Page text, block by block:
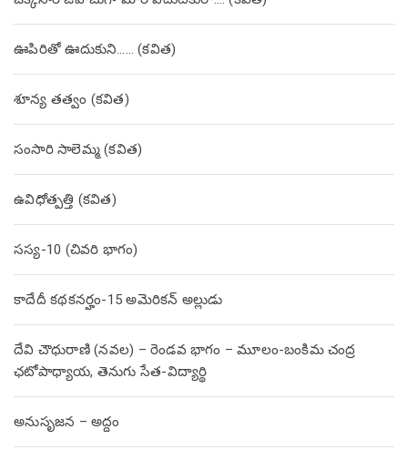
ఊపిరితో ఊదుకుని…… (కవిత)
శూన్య తత్వం (కవిత)
సంసారి సాలెమ్మ (కవిత)
ఉవిధోత్పత్తి (కవిత)
సస్య-10 (చివరి భాగం)
కాదేదీ కథకనర్హం-15 అమెరికన్ అల్లుడు
దేవి చౌధురాణి (నవల) – రెండవ భాగం – మూలం-బంకిమ చంద్ర
ఛటోపాధ్యాయ, తెనుగు సేత-విద్యార్థి
అనుసృజన – అద్దం